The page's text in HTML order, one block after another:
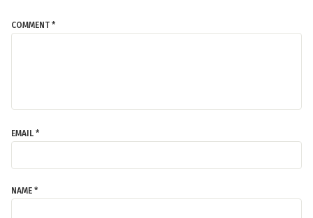
COMMENT *
EMAIL *
NAME *